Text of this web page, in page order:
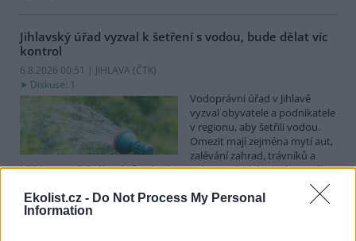
Ekolist.cz - Do Not Process My Personal
Information
Jihlavský úřad vyzval k šetření s vodou, bude dělat víc
kontrol
6.8.2026 00:51 | JIHLAVA (ČTK)
Diskuse: 1
Vodoprávní úřad v Jihlavě
vyzval obyvatele a podnikatele
v regionu, aby šetřili vodou.
Omezit mají zejména mytí aut,
zalévání zahrad, trávníků a
hřišť, napouštění bazénů nebo kropení zpevněných ploch, uvedl
kontrolovat povolené odběry. Výzva k šetření vodou platí pro
všechny obce spadající pod Jihlavu jako obec s rozšířenou